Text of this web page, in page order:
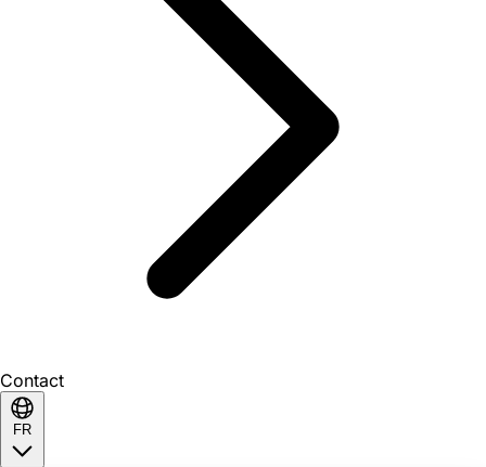
Contact
FR